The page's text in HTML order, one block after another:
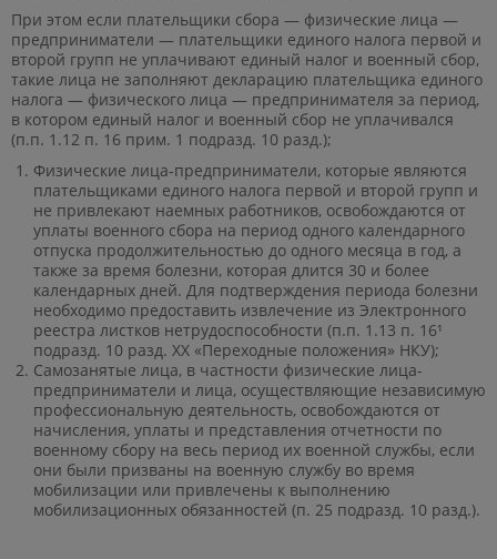
При этом если плательщики сбора — физические лица —
предприниматели — плательщики единого налога первой и
второй групп не уплачивают единый налог и военный сбор,
такие лица не заполняют декларацию плательщика единого
налога — физического лица — предпринимателя за период,
в котором единый налог и военный сбор не уплачивался
(п.п. 1.12 п. 16 прим. 1 подразд. 10 разд.);
Физические лица-предприниматели, которые являются
плательщиками единого налога первой и второй групп и
не привлекают наемных работников, освобождаются от
уплаты военного сбора на период одного календарного
отпуска продолжительностью до одного месяца в год, а
также за время болезни, которая длится 30 и более
календарных дней. Для подтверждения периода болезни
необходимо предоставить извлечение из Электронного
реестра листков нетрудоспособности (п.п. 1.13 п. 16¹
подразд. 10 разд. XX «Переходные положения» НКУ);
Самозанятые лица, в частности физические лица-
предприниматели и лица, осуществляющие независимую
профессиональную деятельность, освобождаются от
начисления, уплаты и представления отчетности по
военному сбору на весь период их военной службы, если
они были призваны на военную службу во время
мобилизации или привлечены к выполнению
мобилизационных обязанностей (п. 25 подразд. 10 разд.).